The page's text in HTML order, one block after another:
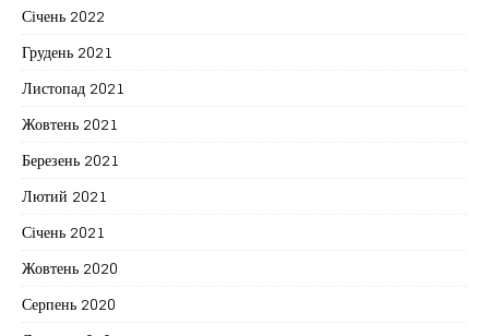
Січень 2022
Грудень 2021
Листопад 2021
Жовтень 2021
Березень 2021
Лютий 2021
Січень 2021
Жовтень 2020
Серпень 2020